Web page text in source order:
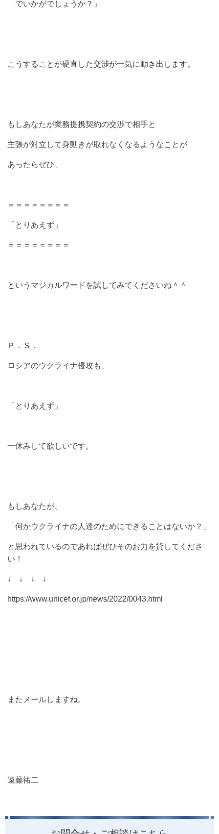
でいかがでしょうか？」
こうすることが硬直した交渉が一気に動き出します。
もしあなたが業務提携契約の交渉で相手と
主張が対立して身動きが取れなくなるようなことが
あったらぜひ、
＝＝＝＝＝＝＝＝
「とりあえず」
＝＝＝＝＝＝＝＝
というマジカルワードを試してみてくださいね＾＾
Ｐ．Ｓ．
ロシアのウクライナ侵攻も、
「とりあえず」
一休みして欲しいです。
もしあなたが、
「何かウクライナの人達のためにできることはないか？」
と思われているのであればぜひそのお力を貸してくださ
い！
↓ ↓ ↓ ↓
https://www.unicef.or.jp/news/2022/0043.html
またメールしますね。
遠藤祐二